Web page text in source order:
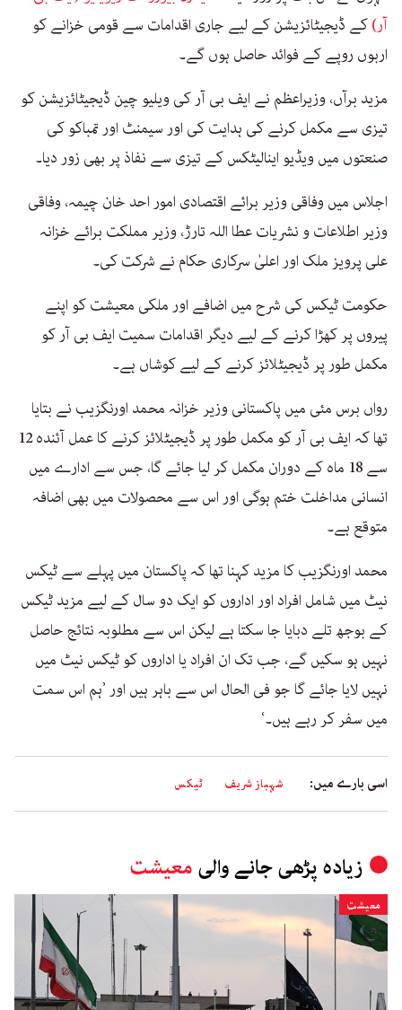
آر)کے ڈیجیٹائزیشن کے لیے جاری اقدامات سے قومی خزانے کو
اربوں روپے کے فوائد حاصل ہوں گے۔
مزید برآں، وزیراعظم نے ایف بی آر کی ویلیو چین ڈیجیٹائزیشن کو
تیزی سے مکمل کرنے کی ہدایت کی اور سیمنٹ اور تمباکو کی
صنعتوں میں ویڈیو اینالیٹکس کے تیزی سے نفاذ پر بھی زور دیا۔
اجلاس میں وفاقی وزیر برائے اقتصادی امور احد خان چیمہ، وفاقی
وزیر اطلاعات و نشریات عطا اللہ تارڑ، وزیر مملکت برائے خزانہ
علی پرویز ملک اور اعلیٰ سرکاری حکام نے شرکت کی۔
حکومت ٹیکس کی شرح میں اضافے اور ملکی معیشت کو اپنے
پیروں پر کھڑا کرنے کے لیے دیگر اقدامات سمیت ایف بی آر کو
مکمل طور پر ڈیجیٹلائز کرنے کے لیے کوشاں ہے۔
رواں برس مئی میں پاکستانی وزیر خزانہ محمد اورنگزیب نے بتایا
تھا کہ ایف بی آر کو مکمل طور پر ڈیجیٹلائز کرنے کا عمل آئندہ 12
سے 18 ماہ کے دوران مکمل کر لیا جائے گا، جس سے ادارے میں
انسانی مداخلت ختم ہوگی اور اس سے محصولات میں بھی اضافہ
متوقع ہے۔
محمد اورنگزیب کا مزید کہنا تھا کہ پاکستان میں پہلے سے ٹیکس
نیٹ میں شامل افراد اور اداروں کو ایک دو سال کے لیے مزید ٹیکس
کے بوجھ تلے دبایا جا سکتا ہے لیکن اس سے مطلوبہ نتائج حاصل
نہیں ہو سکیں گے، جب تک ان افراد یا اداروں کو ٹیکس نیٹ میں
نہیں لایا جائے گا جو فی الحال اس سے باہر ہیں اور ’ہم اس سمت
میں سفر کر رہے ہیں۔‘
اسی بارے میں: شہباز شریف ٹیکس
زیادہ پڑھی جانے والی معیشت
معیشت